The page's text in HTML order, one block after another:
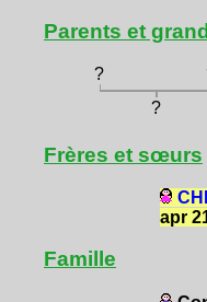
Parents et
?
?
Frères et sœurs
apr
Famille